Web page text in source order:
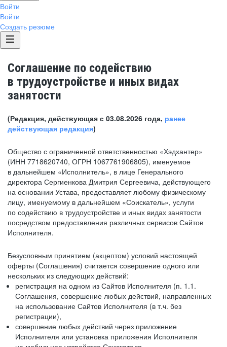
Войти
Войти
Создать резюме
Соглашение по содействию
в трудоустройстве и иных видах
занятости
(Редакция, действующая с 03.08.2026 года, ранее
действующая редакция)
Общество с ограниченной ответственностью «Хэдхантер»
(ИНН 7718620740, ОГРН 1067761906805), именуемое
в дальнейшем «Исполнитель», в лице Генерального
директора Сергиенкова Дмитрия Сергеевича, действующего
на основании Устава, предоставляет любому физическому
лицу, именуемому в дальнейшем «Соискатель», услуги
по содействию в трудоустройстве и иных видах занятости
посредством предоставления различных сервисов Сайтов
Исполнителя.
Безусловным принятием (акцептом) условий настоящей
оферты (Соглашения) считается совершение одного или
нескольких из следующих действий:
регистрация на одном из Сайтов Исполнителя (п. 1.1.
Соглашения, совершение любых действий, направленных
на использование Сайтов Исполнителя (в т.ч. без
регистрации),
совершение любых действий через приложение
Исполнителя или установка приложения Исполнителя